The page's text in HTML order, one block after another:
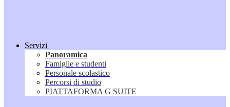
Servizi
Panoramica
Famiglie e studenti
Personale scolastico
Percorsi di studio
PIATTAFORMA G SUITE